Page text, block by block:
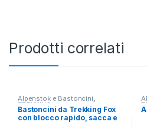
Prodotti correlati
Alpenstok e Bastoncini,
TREKKING
Bastoncini da Trekking Fox
con blocco rapido, sacca e
e